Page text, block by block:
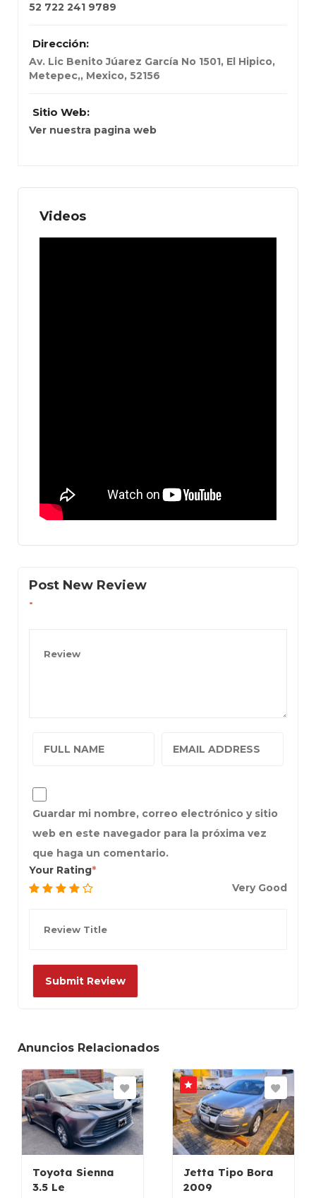
52 722 241 9789
Dirección:
Av. Lic Benito Júarez García No 1501, El Hipico,
Metepec,, Mexico, 52156
Sitio Web:
Ver nuestra pagina web
Videos
Post New Review
Guardar mi nombre, correo electrónico y sitio
web en este navegador para la próxima vez
que haga un comentario.
Your Rating
Very Good
Anuncios Relacionados
Toyota Sienna
3.5 Le
Jetta Tipo Bora
2009